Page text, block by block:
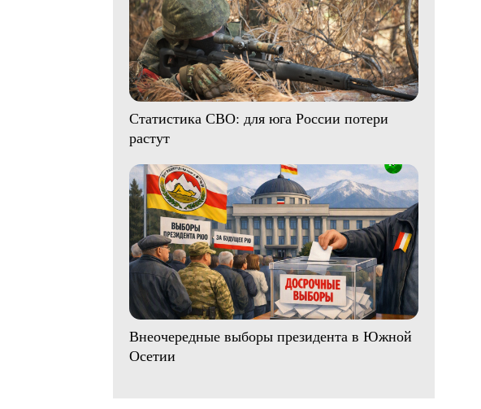
Статистика СВО: для юга России потери
растут
Внеочередные выборы президента в Южной
Осетии